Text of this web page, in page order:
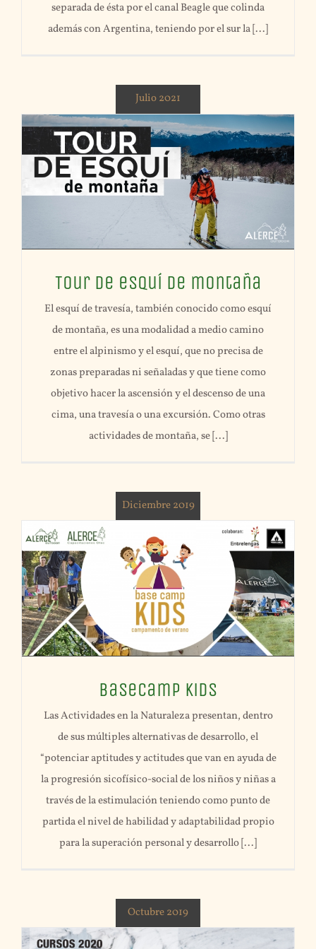
separada de ésta por el canal Beagle que colinda
además con Argentina, teniendo por el sur la [...]
Julio 2021
Tour de esquí de montaña
El esquí de travesía, también conocido como esquí
de montaña, es una modalidad a medio camino
entre el alpinismo y el esquí, que no precisa de
zonas preparadas ni señaladas y que tiene como
objetivo hacer la ascensión y el descenso de una
cima, una travesía o una excursión. Como otras
actividades de montaña, se [...]
Diciembre 2019
BaseCamp Kids
Las Actividades en la Naturaleza presentan, dentro
de sus múltiples alternativas de desarrollo, el
“potenciar aptitudes y actitudes que van en ayuda de
la progresión sicofísico-social de los niños y niñas a
través de la estimulación teniendo como punto de
partida el nivel de habilidad y adaptabilidad propio
para la superación personal y desarrollo [...]
Octubre 2019